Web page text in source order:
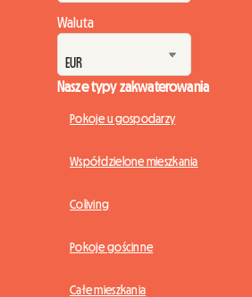
Waluta
Nasze typy zakwaterowania
Pokoje u gospodarzy
Współdzielone mieszkania
Coliving
Pokoje gościnne
Całe mieszkania